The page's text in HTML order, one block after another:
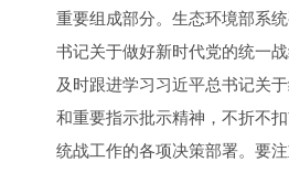
重要组成部分。生态环境部系
书记关于做好新时代党的统一
及时跟进学习习近平总书记关
和重要指示批示精神，不折不
统战工作的各项决策部署。要